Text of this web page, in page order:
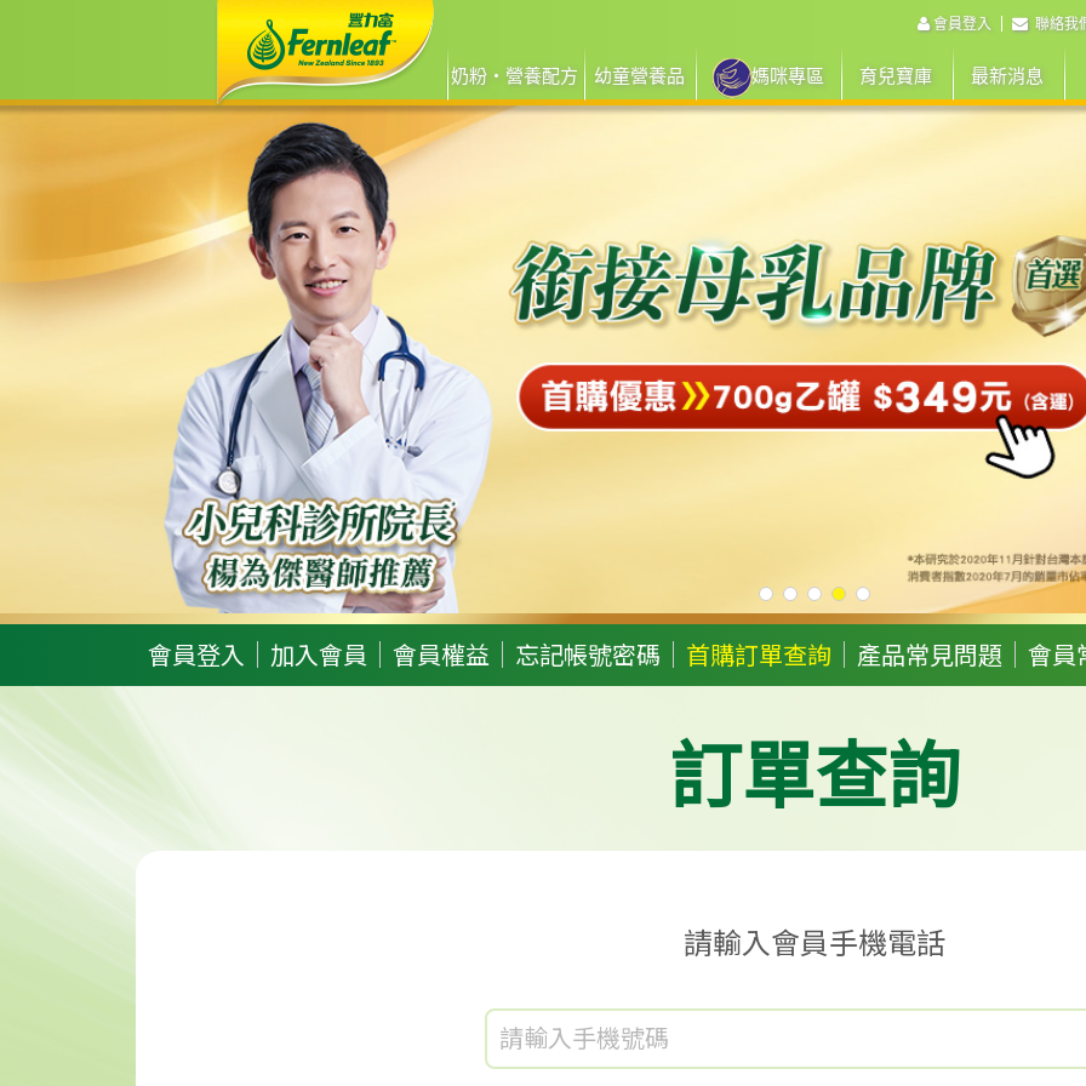
會員登入 聯絡我
奶粉‧營養配方 幼童營養品 媽咪專區 育兒寶庫 最新消息
會員登入 加入會員 會員權益 忘記帳號密碼 首購訂單查詢 產品常見問題 會員
訂單查詢
請輸入會員手機電話